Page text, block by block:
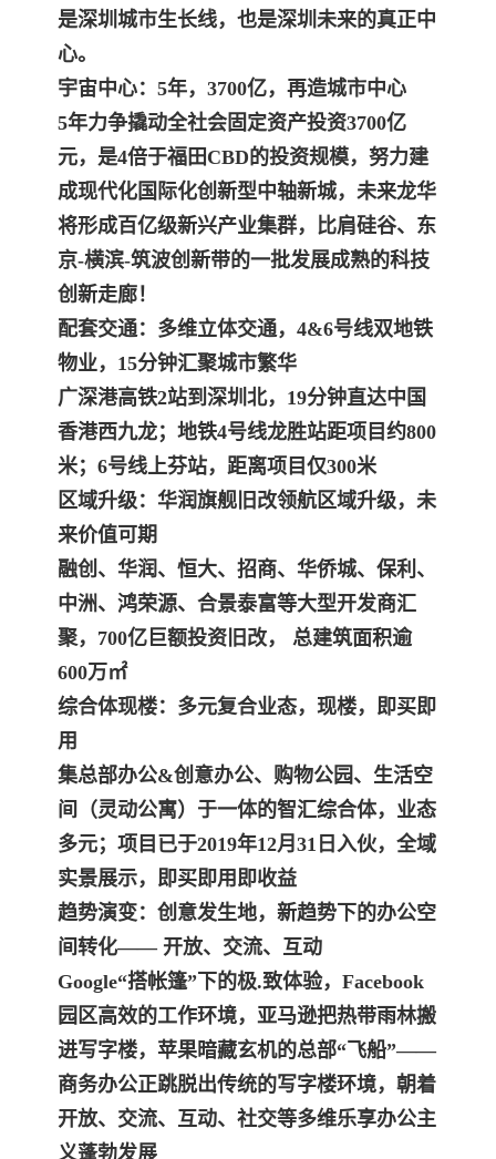
是深圳城市生长线，也是深圳未来的真正中
心。
宇宙中心：5年，3700亿，再造城市中心
5年力争撬动全社会固定资产投资3700亿
元，是4倍于福田CBD的投资规模，努力建
成现代化国际化创新型中轴新城，未来龙华
将形成百亿级新兴产业集群，比肩硅谷、东
京-横滨-筑波创新带的一批发展成熟的科技
创新走廊！
配套交通：多维立体交通，4&6号线双地铁
物业，15分钟汇聚城市繁华
广深港高铁2站到深圳北，19分钟直达中国
香港西九龙；地铁4号线龙胜站距项目约800
米；6号线上芬站，距离项目仅300米
区域升级：华润旗舰旧改领航区域升级，未
来价值可期
融创、华润、恒大、招商、华侨城、保利、
中洲、鸿荣源、合景泰富等大型开发商汇
聚，700亿巨额投资旧改， 总建筑面积逾
600万㎡
综合体现楼：多元复合业态，现楼，即买即
用
集总部办公&创意办公、购物公园、生活空
间（灵动公寓）于一体的智汇综合体，业态
多元；项目已于2019年12月31日入伙，全域
实景展示，即买即用即收益
趋势演变：创意发生地，新趋势下的办公空
间转化—— 开放、交流、互动
Google“搭帐篷”下的极.致体验，Facebook
园区高效的工作环境，亚马逊把热带雨林搬
进写字楼，苹果暗藏玄机的总部“飞船”——
商务办公正跳脱出传统的写字楼环境，朝着
开放、交流、互动、社交等多维乐享办公主
义蓬勃发展